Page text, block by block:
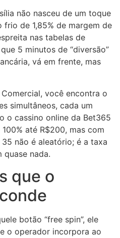
não nasceu de um toque
de 1,85% de margem de
nas tabelas de
5 minutos de “diversão”
vá em frente, mas
você encontra o
simultâneos, cada um
o cassino online da Bet365
até R$200, mas com
não é aleatório; é a taxa
quase nada.
que o
botão “free spin”, ele
o operador incorpora ao